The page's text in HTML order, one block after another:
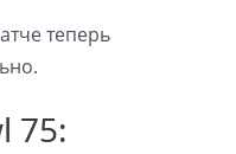
теперь
75: